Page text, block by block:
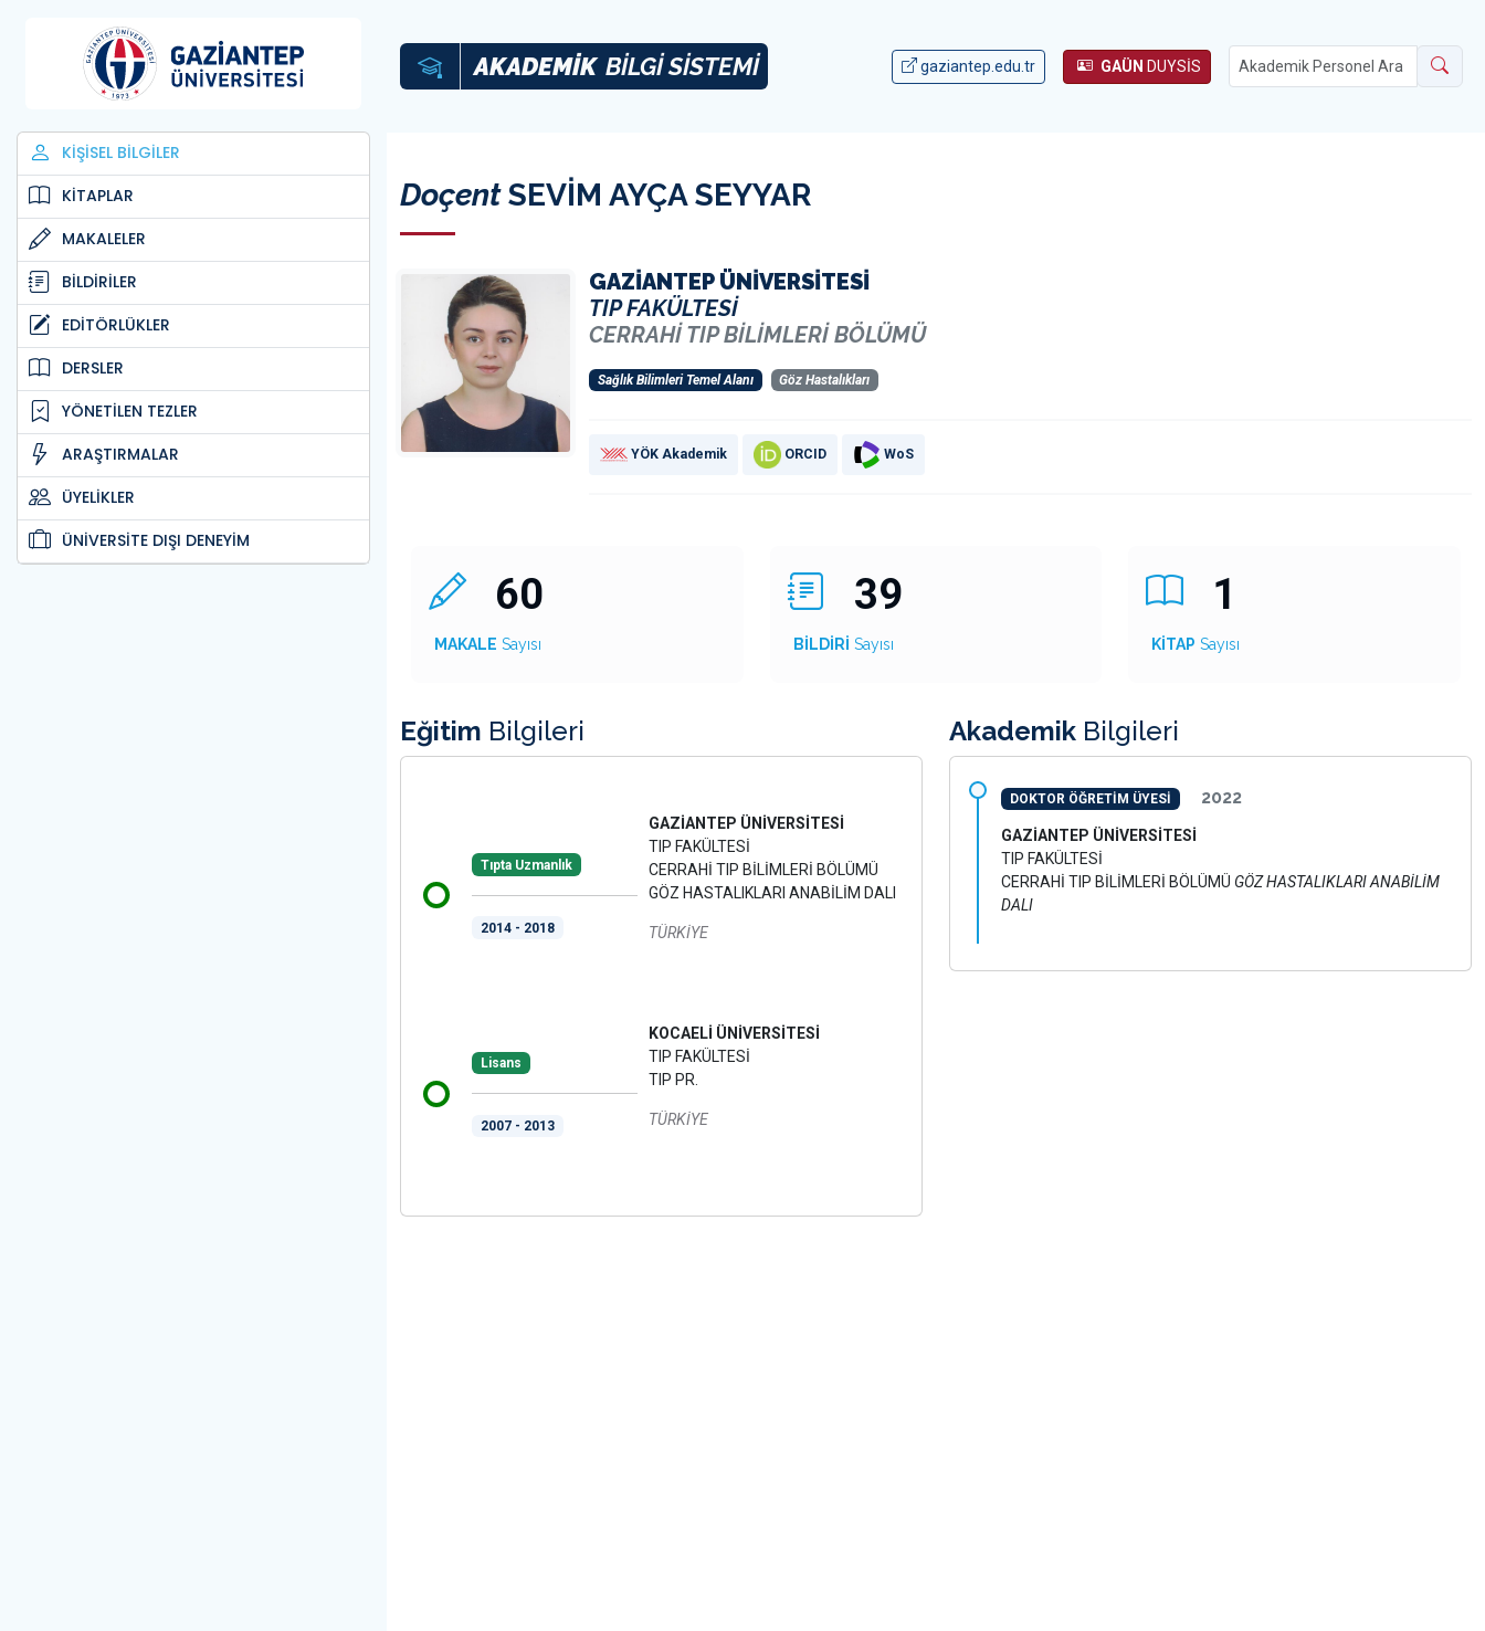
KİŞİSEL BİLGİLER
KİTAPLAR
MAKALELER
BİLDİRİLER
EDİTÖRLÜKLER
DERSLER
YÖNETİLEN TEZLER
ARAŞTIRMALAR
ÜYELİKLER
ÜNİVERSİTE DIŞI DENEYİM
AKADEMİK BİLGİ SİSTEMİ gaziantep.edu.tr GAÜN DUYSİS
DoçentSEVİM AYÇA SEYYAR
GAZİANTEP ÜNİVERSİTESİ
TIP FAKÜLTESİ
CERRAHİ TIP BİLİMLERİ BÖLÜMÜ
Sağlık Bilimleri Temel Alanı Göz Hastalıkları
YÖK Akademik ORCID WoS
60
MAKALE Sayısı
39
BİLDİRİ Sayısı
1
KİTAP Sayısı
Eğitim Bilgileri
Tıpta Uzmanlık
2014 - 2018
GAZİANTEP ÜNİVERSİTESİ
TIP FAKÜLTESİ
CERRAHİ TIP BİLİMLERİ BÖLÜMÜ
GÖZ HASTALIKLARI ANABİLİM DALI
TÜRKİYE
Lisans
2007 - 2013
KOCAELİ ÜNİVERSİTESİ
TIP FAKÜLTESİ
TIP PR.
TÜRKİYE
Akademik Bilgileri
DOKTOR ÖĞRETİM ÜYESİ 2022
GAZİANTEP ÜNİVERSİTESİ
TIP FAKÜLTESİ
CERRAHİ TIP BİLİMLERİ BÖLÜMÜ GÖZ HASTALIKLARI ANABİLİM
DALI